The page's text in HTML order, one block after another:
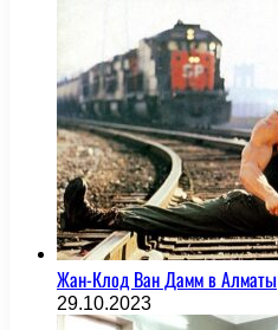
Жан-Клод Ван Дамм в Алматы
29.10.2023